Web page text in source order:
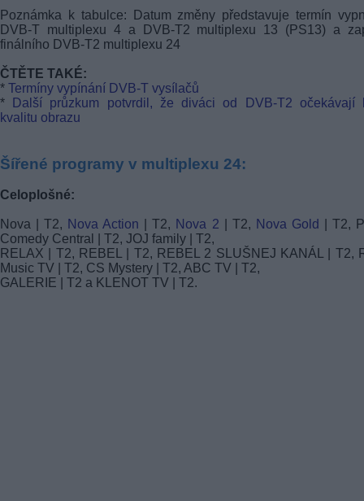
Poznámka k tabulce: Datum změny představuje termín
DVB-T multiplexu 4 a DVB-T2 multiplexu 13 (PS13) a
finálního DVB-T2 multiplexu 24
ČTĚTE TAKÉ:
* Termíny vypínání DVB-T vysílačů
*
Další průzkum potvrdil, že diváci od DVB-T2 očekávají
kvalitu obrazu
Šířené programy v multiplexu 24:
Celoplošné:
Nova | T2, Nova Action | T2, Nova 2 | T2, Nova Gold
| T2,
Comedy Central | T2, JOJ family | T2,
RELAX | T2, REBEL | T2, REBEL 2 SLUŠNEJ KANÁL | T2,
Music TV | T2, CS Mystery | T2, ABC TV | T2,
GALERIE | T2 a KLENOT TV | T2.